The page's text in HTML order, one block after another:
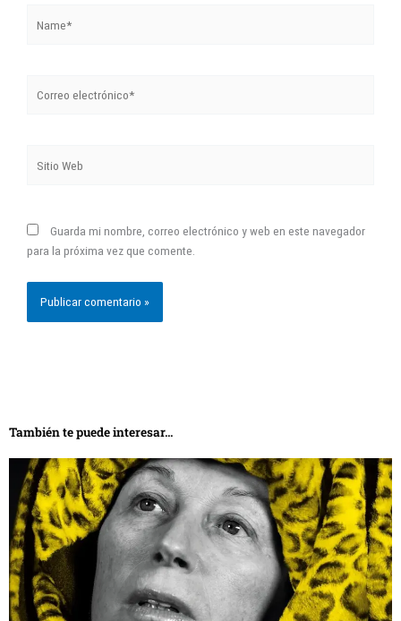
electrónico*
Web
Guarda mi nombre, correo electrónico y web en este navegador
para la próxima vez que comente.
También te puede interesar...